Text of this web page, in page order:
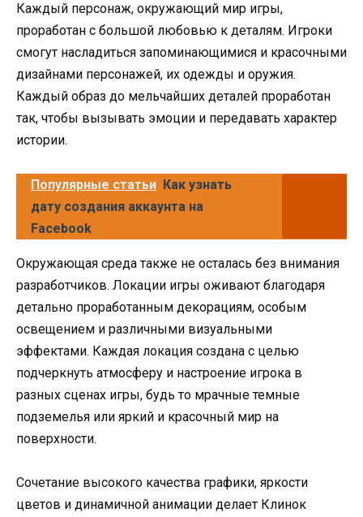
Каждый персонаж, окружающий мир игры,
проработан с большой любовью к деталям. Игроки
смогут насладиться запоминающимися и красочными
дизайнами персонажей, их одежды и оружия.
Каждый образ до мельчайших деталей проработан
так, чтобы вызывать эмоции и передавать характер
истории.
Популярные статьи Как узнать
дату создания аккаунта на
Facebook
Окружающая среда также не осталась без внимания
разработчиков. Локации игры оживают благодаря
детально проработанным декорациям, особым
освещением и различными визуальными
эффектами. Каждая локация создана с целью
подчеркнуть атмосферу и настроение игрока в
разных сценах игры, будь то мрачные темные
подземелья или яркий и красочный мир на
поверхности.
Сочетание высокого качества графики, яркости
цветов и динамичной анимации делает Клинок